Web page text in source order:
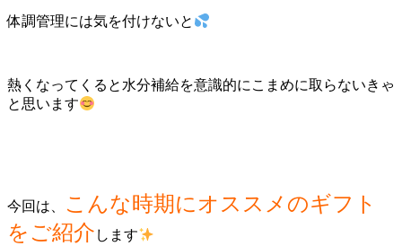
体調管理には気を付けないと
熱くなってくると水分補給を意識的にこまめに取らないきゃ
と思います
今回は、
こんな時期にオススメのギフト
をご紹介 します